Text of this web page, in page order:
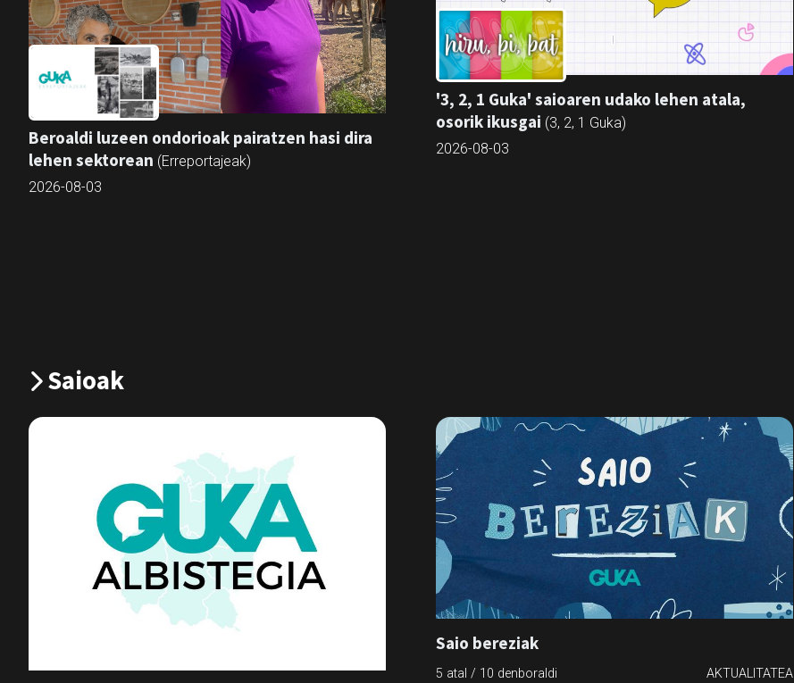
Beroaldi luzeen ondorioak pairatzen hasi dira
lehen sektorean (Erreportajeak)
2026-08-03
'3, 2, 1 Guka' saioaren udako lehen atala,
osorik ikusgai (3, 2, 1 Guka)
2026-08-03
Saioak
Saio bereziak
5 atal / 10 denboraldi AKTUALITATEA